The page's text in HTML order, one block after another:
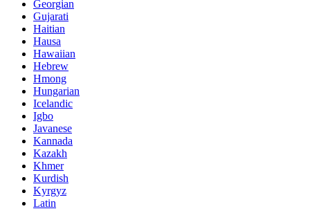
Georgian
Gujarati
Haitian
Hausa
Hawaiian
Hebrew
Hmong
Hungarian
Icelandic
Igbo
Javanese
Kannada
Kazakh
Khmer
Kurdish
Kyrgyz
Latin